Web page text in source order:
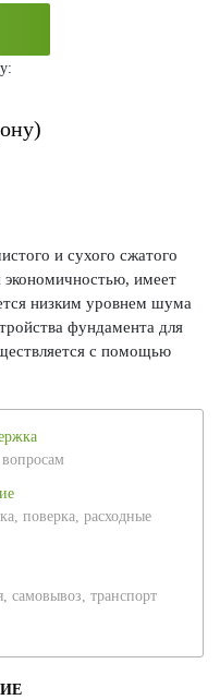
и сухого сжатого
экономичностью, имеет
низким уровнем шума
фундамента для
с помощью
поверка, расходные
самовывоз, транспорт